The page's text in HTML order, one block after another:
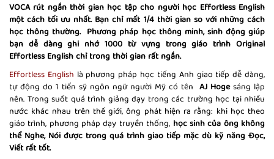
SECRET LOVE
BÀI KIỂM TRA TUẦN 1
VOCA rút ngắn thời gian học tập cho người học Effortless English
một cách tối ưu nhất. Bạn chỉ mất 1/4 thời gian so với những cách
học thông thường. Phương pháp học thông minh, sinh động giúp
bạn dễ dàng ghi nhớ 1000 từ vựng trong giáo trình Original
Effortless English chỉ trong thời gian rất ngắn.
Effortless English là phương pháp học tiếng Anh giao tiếp dễ dàng,
tự động do 1 tiến sỹ ngôn ngữ người Mỹ có tên AJ Hogesáng lập
nên. Trong suốt quá trình giảng dạy trong các trường học tại nhiều
nước khác nhau trên thế giới, ông phát hiện ra rằng: khi học theo
giáo trình, phương pháp dạy truyền thống, học sinh của ông không
thể Nghe, Nói được trong quá trình giao tiếp mặc dù kỹ năng Đọc,
Viết rất tốt.